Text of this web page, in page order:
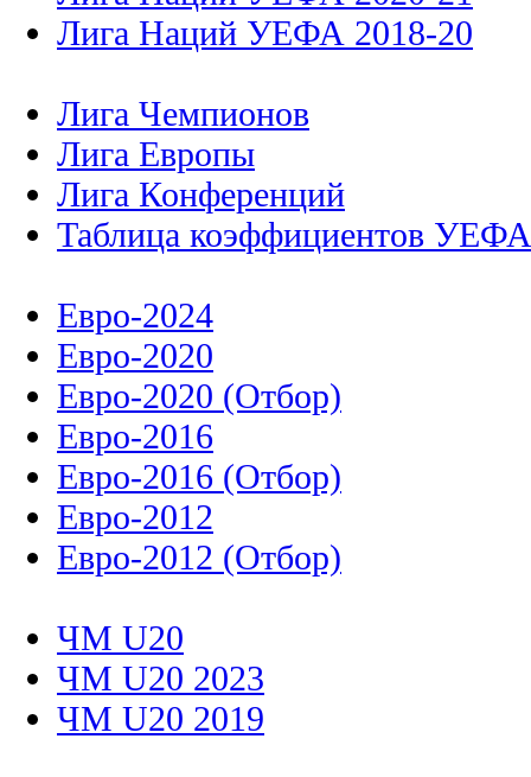
Лига Наций УЕФА 2018-20
Лига Чемпионов
Лига Европы
Лига Конференций
Таблица коэффициентов УЕФА
Евро-2024
Евро-2020
Евро-2020 (Отбор)
Евро-2016
Евро-2016 (Отбор)
Евро-2012
Евро-2012 (Отбор)
ЧМ U20
ЧМ U20 2023
ЧМ U20 2019